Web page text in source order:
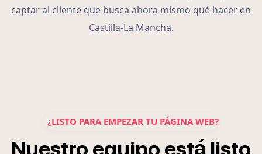
captar al cliente que busca ahora mismo qué hacer en
Castilla-La Mancha.
¿LISTO PARA EMPEZAR TU PÁGINA WEB?
á